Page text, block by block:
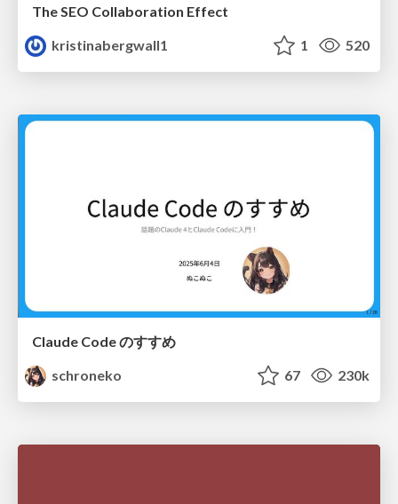
The SEO Collaboration Effect
kristinabergwall1
1 520
Claude Code のすすめ
schroneko
67 230k